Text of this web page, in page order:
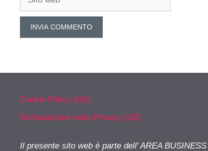
Cookie Policy (UE)
Dichiarazione sulla Privacy (UE)
Il presente sito web è parte dell' AREA